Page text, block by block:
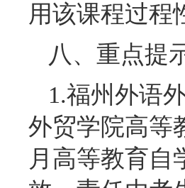
用该课程过程
八、重点提
1.福州外语
外贸学院高等
月高等教育自